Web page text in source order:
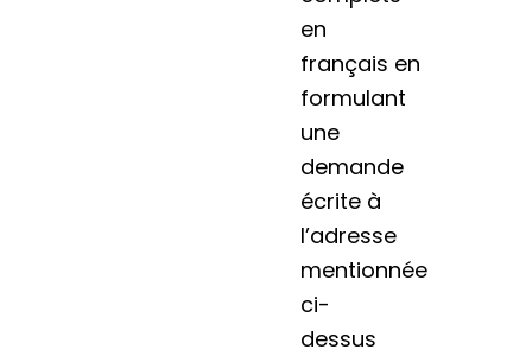
en
français en
formulant
une
demande
écrite à
l’adresse
mentionnée
ci-
dessus